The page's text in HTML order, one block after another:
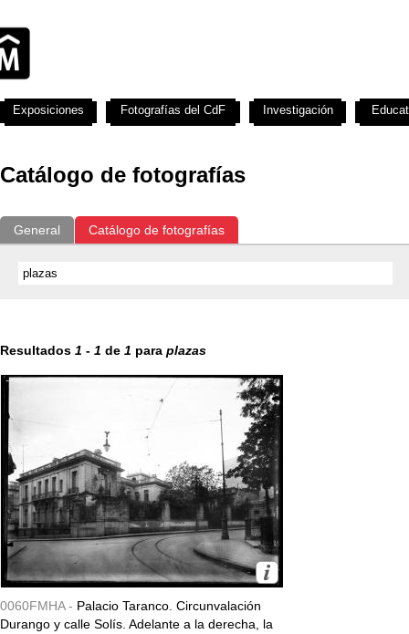
Catálogo de fotografías
General Catálogo de fotografías
Resultados 1 - 1 de 1 para plazas
0060FMHA - Palacio Taranco. Circunvalación
Durango y calle Solís. Adelante a la derecha, la
Exposiciones Fotografías del CdF Investigación